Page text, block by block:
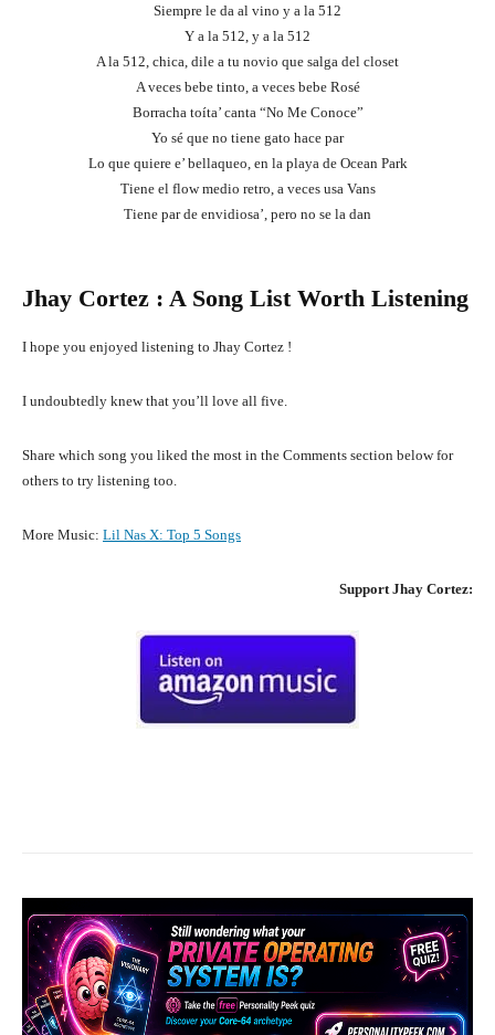
Siempre le da al vino y a la 512
Y a la 512, y a la 512
A la 512, chica, dile a tu novio que salga del closet
A veces bebe tinto, a veces bebe Rosé
Borracha toíta’ canta “No Me Conoce”
Yo sé que no tiene gato hace par
Lo que quiere e’ bellaqueo, en la playa de Ocean Park
Tiene el flow medio retro, a veces usa Vans
Tiene par de envidiosa’, pero no se la dan
Jhay Cortez : A Song List Worth Listening
I hope you enjoyed listening to Jhay Cortez !
I undoubtedly knew that you’ll love all five.
Share which song you liked the most in the Comments section below for
others to try listening too.
More Music: Lil Nas X: Top 5 Songs
Support Jhay Cortez: